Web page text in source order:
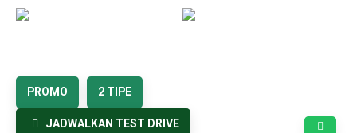
7
PROMO
2 TIPE
JADWALKAN TEST DRIVE